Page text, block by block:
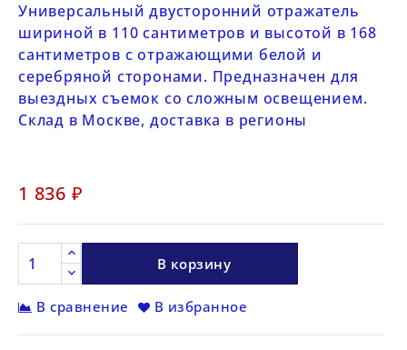
Универсальный двусторонний отражатель
шириной в 110 сантиметров и высотой в 168
сантиметров с отражающими белой и
серебряной сторонами. Предназначен для
выездных съемок со сложным освещением.
Склад в Москве, доставка в регионы
1 836 ₽
В корзину
В сравнение В избранное